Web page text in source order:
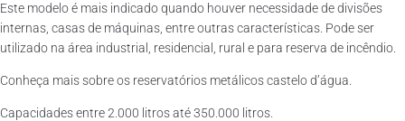
Este modelo é mais indicado quando houver necessidade de divisões
internas, casas de máquinas, entre outras características. Pode ser
utilizado na área industrial, residencial, rural e para reserva de incêndio.
Conheça mais sobre os reservatórios metálicos castelo d’água.
Capacidades entre 2.000 litros até 350.000 litros.